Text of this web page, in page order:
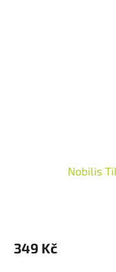
Nobilis
produktu
je
349 Kč